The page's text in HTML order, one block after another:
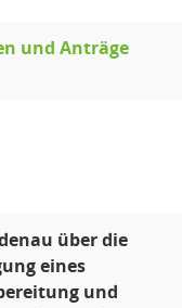
und Anträge
über die
eines
und